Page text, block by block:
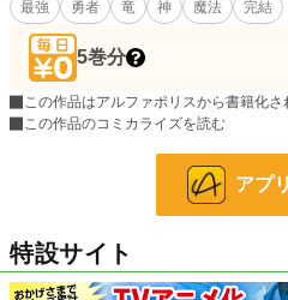
きたが、のちにラミアの少女、黒薔薇の
されて魔法学院へと入学する。
かつて竜であったその人間は、魔法学院
る事の喜びと幸福を知ってゆく。
※お陰様をもちまして2015年3月に書籍化
ジェストと差し替えております。
このダイジェスト化は書籍の出版をして
の契約に基づくものです。ご容赦のほど
※2016年9月より、ハーメルン様でも合わ
※2019年10月28日、完結いたしました。
最強
勇者 竜 神 魔法 完結
5巻分
この作品はアルファポリスから書籍化さ
この作品のコミカライズを読む
アプ
特設サイト